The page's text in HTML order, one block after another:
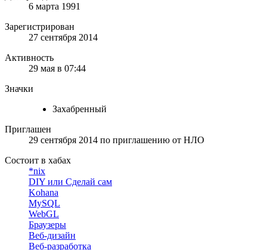
6 марта 1991
Зарегистрирован
27 сентября 2014
Активность
29 мая в 07:44
Значки
Захабренный
Приглашен
29 сентября 2014 по приглашению от НЛО
Состоит в хабах
*nix
DIY или Сделай сам
Kohana
MySQL
WebGL
Браузеры
Веб-дизайн
Веб-разработка